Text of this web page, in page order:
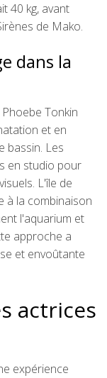
40 kg, avant
de Mako.
dans la
Tonkin
et en
bassin. Les
en studio pour
L'île de
à la combinaison
l'aquarium et
approche a
et envoûtante
actrices
expérience